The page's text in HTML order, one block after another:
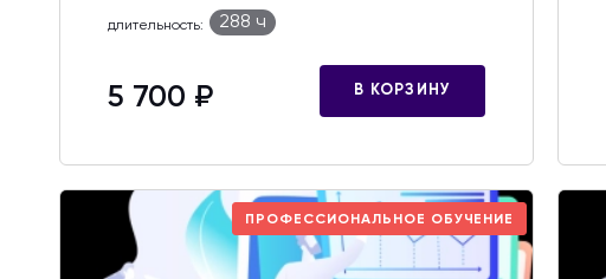
длительность: 288 ч
5 700 ₽ В КОРЗИНУ
ПРОФЕССИОНАЛЬНОЕ ОБУЧЕНИЕ